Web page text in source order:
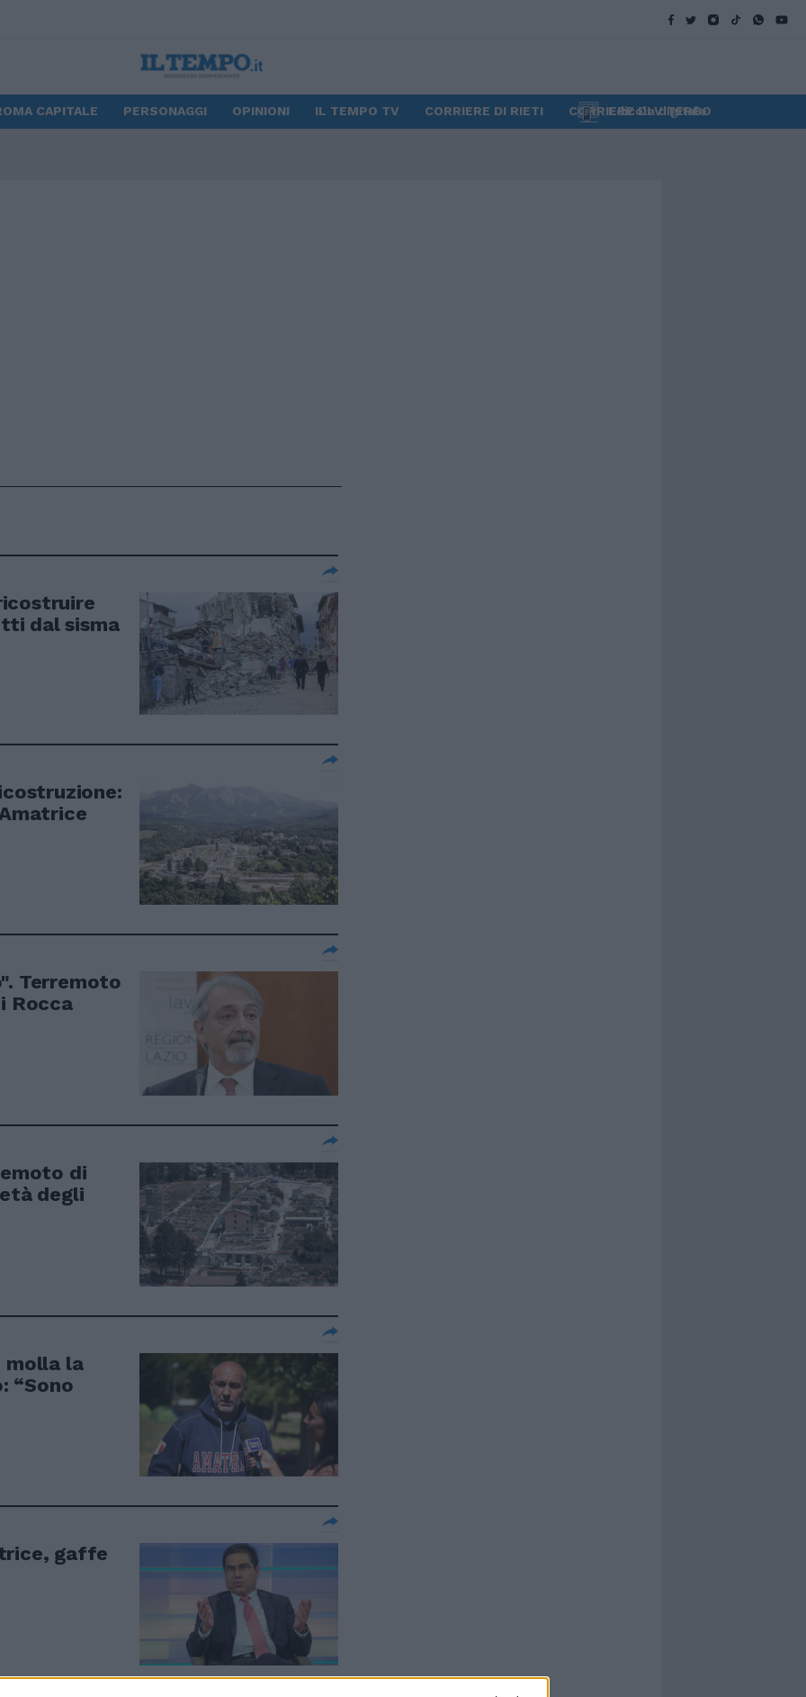
CAPITALE PERSONAGGI OPINIONI IL TEMPO TV CORRIERE DI RIETI CORRIERE DI VITERBO
Edicola digitale
dal sisma
Terremoto
Rocca
di
degli
molla la
“Sono
gaffe